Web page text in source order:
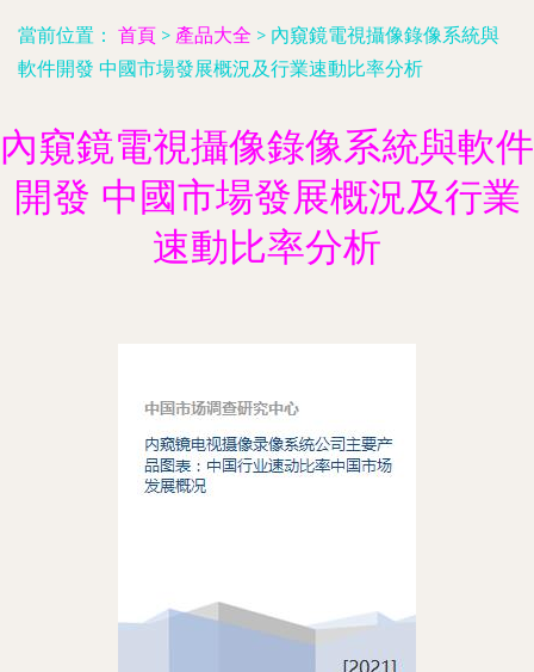
當前位置： 首頁 > 產品大全 > 內窺鏡電視攝像錄像系統與
軟件開發 中國市場發展概況及行業速動比率分析
內窺鏡電視攝像錄像系統與軟件
開發 中國市場發展概況及行業
速動比率分析